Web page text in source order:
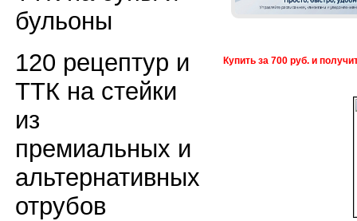
бульоны
120 рецептур и
ТТК на стейки
из
премиальных и
альтернативных
отрубов
Купить за 700 руб. и